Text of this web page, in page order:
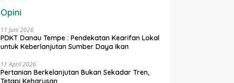
Opini
11 Juni 2026
PDKT Danau Tempe : Pendekatan Kearifan Lokal
untuk Keberlanjutan Sumber Daya Ikan
11 April 2026
Pertanian Berkelanjutan Bukan Sekadar Tren,
Tetapi Keharusan